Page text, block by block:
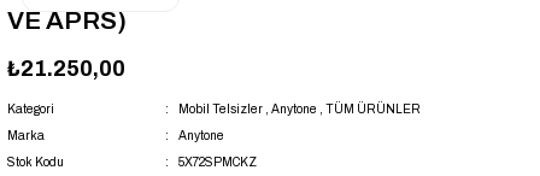
VE APRS)
₺21.250,00
Kategori Mobil Telsizler Anytone
TÜM ÜRÜNLER
Marka
Anytone
Stok Kodu
5X72SPMCKZ